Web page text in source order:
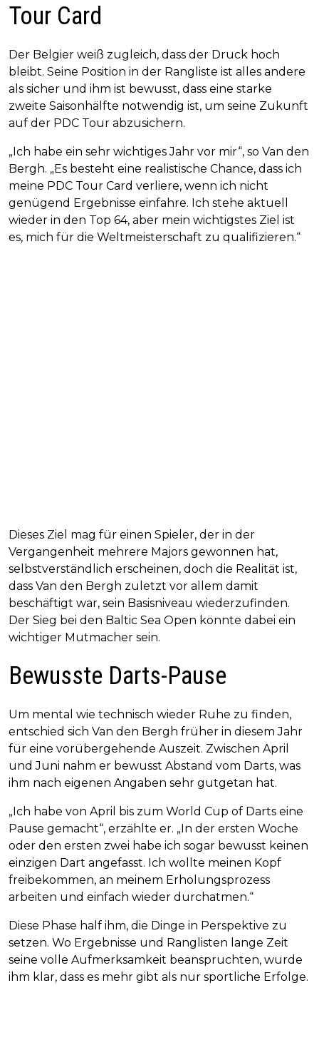
Tour Card
Der Belgier weiß zugleich, dass der Druck hoch
bleibt. Seine Position in der Rangliste ist alles andere
als sicher und ihm ist bewusst, dass eine starke
zweite Saisonhälfte notwendig ist, um seine Zukunft
auf der PDC Tour abzusichern.
„Ich habe ein sehr wichtiges Jahr vor mir“, so Van den
Bergh. „Es besteht eine realistische Chance, dass ich
meine PDC Tour Card verliere, wenn ich nicht
genügend Ergebnisse einfahre. Ich stehe aktuell
wieder in den Top 64, aber mein wichtigstes Ziel ist
es, mich für die Weltmeisterschaft zu qualifizieren.“
Dieses Ziel mag für einen Spieler, der in der
Vergangenheit mehrere Majors gewonnen hat,
selbstverständlich erscheinen, doch die Realität ist,
dass Van den Bergh zuletzt vor allem damit
beschäftigt war, sein Basisniveau wiederzufinden.
Der Sieg bei den Baltic Sea Open könnte dabei ein
wichtiger Mutmacher sein.
Bewusste Darts-Pause
Um mental wie technisch wieder Ruhe zu finden,
entschied sich Van den Bergh früher in diesem Jahr
für eine vorübergehende Auszeit. Zwischen April
und Juni nahm er bewusst Abstand vom Darts, was
ihm nach eigenen Angaben sehr gutgetan hat.
„Ich habe von April bis zum World Cup of Darts eine
Pause gemacht“, erzählte er. „In der ersten Woche
oder den ersten zwei habe ich sogar bewusst keinen
einzigen Dart angefasst. Ich wollte meinen Kopf
freibekommen, an meinem Erholungsprozess
arbeiten und einfach wieder durchatmen.“
Diese Phase half ihm, die Dinge in Perspektive zu
setzen. Wo Ergebnisse und Ranglisten lange Zeit
seine volle Aufmerksamkeit beanspruchten, wurde
ihm klar, dass es mehr gibt als nur sportliche Erfolge.